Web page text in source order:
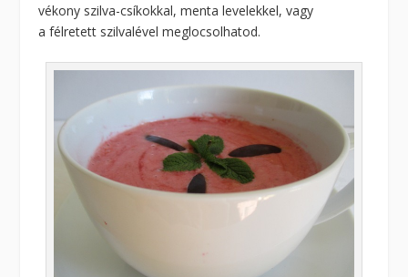
vékony szilva-csíkokkal, menta levelekkel, vagy
a félretett szilvalével meglocsolhatod.